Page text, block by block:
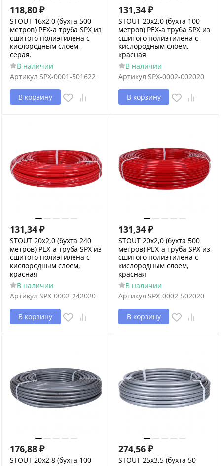
118,80 ₽
STOUT 16х2,0 (бухта 500
метров) PEX-a труба SPX из
сшитого полиэтилена с
кислородным слоем,
серая.
В наличии
Артикул SPX-0001-501622
В корзину
131,34 ₽
STOUT 20х2,0 (бухта 100
метров) PEX-a труба SPX из
сшитого полиэтилена с
кислородным слоем,
красная.
В наличии
Артикул SPX-0002-002020
В корзину
131,34 ₽
STOUT 20х2,0 (бухта 240
метров) PEX-a труба SPX из
сшитого полиэтилена с
кислородным слоем,
красная
В наличии
Артикул SPX-0002-242020
В корзину
131,34 ₽
STOUT 20х2,0 (бухта 500
метров) PEX-a труба SPX из
сшитого полиэтилена с
кислородным слоем,
красная
В наличии
Артикул SPX-0002-502020
В корзину
176,88 ₽
STOUT 20х2,8 (бухта 100
274,56 ₽
STOUT 25х3,5 (бухта 50